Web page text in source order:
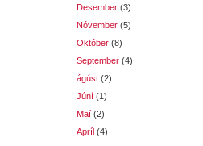
Desember (3)
Nóvember (5)
Október (8)
September (4)
ágúst (2)
Júní (1)
Maí (2)
Apríl (4)